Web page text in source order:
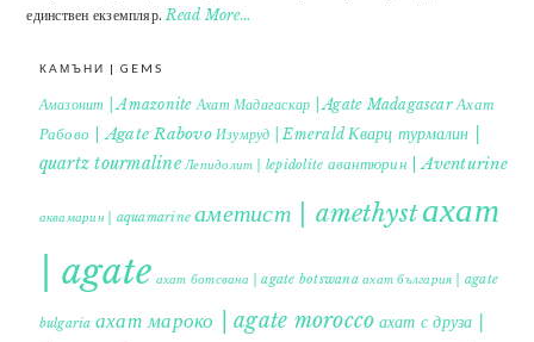
единствен екземпляр.Read More…
КАМЪНИ | GEMS
Амазонит | Amazonite Ахат Мадагаскар | Agate Madagascar Ахат
Рабово | Agate Rabovo Изумруд | Emerald Кварц турмалин |
quartz tourmaline Лепидолит | lepidolite авантюрин | Aventurine
аквамарин | aquamarine аметист | amethystахат
| agate ахат ботсвана | agate botswana ахат българия | agate
bulgaria ахат мароко | agate morocco ахат с друза |